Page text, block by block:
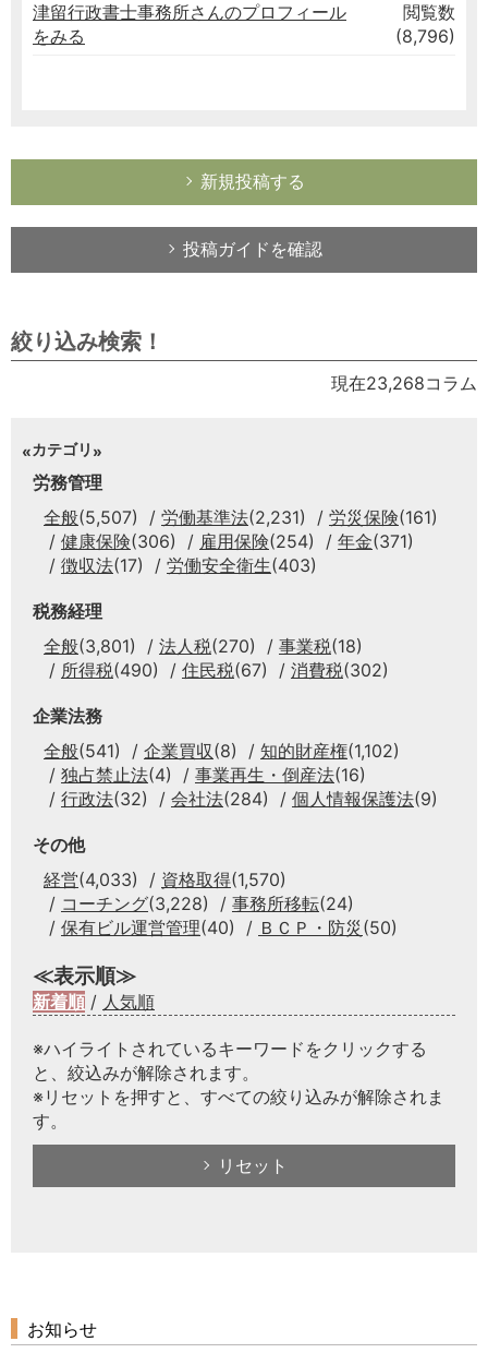
津留行政書士事務所さんのプロフィール
をみる
閲覧数
(8,796)
新規投稿する
投稿ガイドを確認
絞り込み検索！
現在23,268コラム
カテゴリ
労務管理
全般(5,507) 労働基準法(2,231) 労災保険(161)
健康保険(306) 雇用保険(254) 年金(371)
徴収法(17) 労働安全衛生(403)
税務経理
全般(3,801) 法人税(270) 事業税(18)
所得税(490) 住民税(67) 消費税(302)
企業法務
全般(541) 企業買収(8) 知的財産権(1,102)
独占禁止法(4) 事業再生・倒産法(16)
行政法(32) 会社法(284) 個人情報保護法(9)
その他
経営(4,033) 資格取得(1,570)
コーチング(3,228) 事務所移転(24)
保有ビル運営管理(40) ＢＣＰ・防災 (50)
≪表示順≫
新着順 / 人気順
※ハイライトされているキーワードをクリックする
と、絞込みが解除されます。
※リセットを押すと、すべての絞り込みが解除されま
す。
リセット
お知らせ